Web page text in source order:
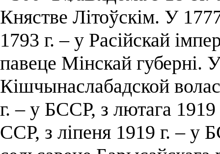
Княстве Літоўскім. У
1793 г. – у Расійскай
павеце Мінскай губерні.
Кішчынаслабадской
г. – у БССР, з лютага 1919
ССР, з ліпеня 1919 г. – у